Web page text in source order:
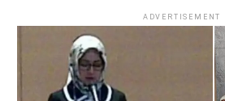
ADVERTISEMENT